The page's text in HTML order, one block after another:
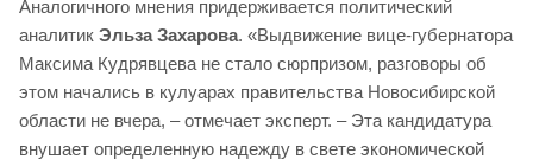
Аналогичного мнения придерживается политический
аналитик Эльза Захарова. «Выдвижение вице-губернатора
Максима Кудрявцева не стало сюрпризом, разговоры об
этом начались в кулуарах правительства Новосибирской
области не вчера, – отмечает эксперт. – Эта кандидатура
внушает определенную надежду в свете экономической